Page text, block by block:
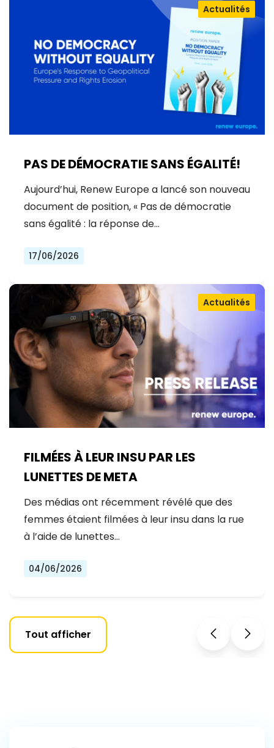
PAS DE DÉMOCRATIE SANS ÉGALITÉ!
Actualités
Aujourd’hui, Renew Europe a lancé son nouveau
document de position, « Pas de démocratie
sans égalité : la réponse de…
17/06/2026
FILMÉES À LEUR INSU PAR LES
LUNETTES DE META
Actualités
Des médias ont récemment révélé que des
femmes étaient filmées à leur insu dans la rue
à l’aide de lunettes…
04/06/2026
Tout afficher